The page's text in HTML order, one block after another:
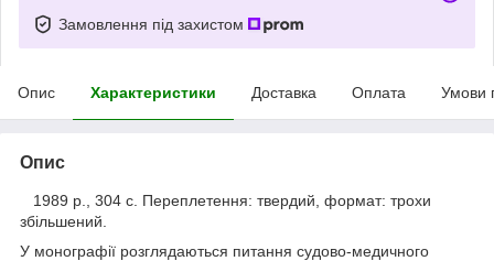
Замовлення під захистом
Опис Характеристики Доставка Оплата Умови
Опис
1989 р., 304 с. Переплетення: твердий, формат: трохи
збільшений.
У монографії розглядаються питання судово-медичного